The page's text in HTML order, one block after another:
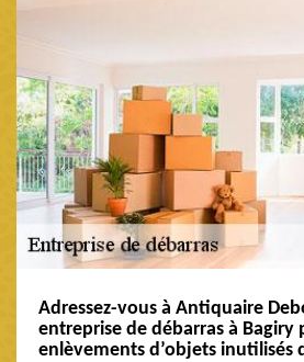
Adressez-vous à Antiquaire
entreprise de débarras à Bagiry
enlèvements d’objets inutilisés